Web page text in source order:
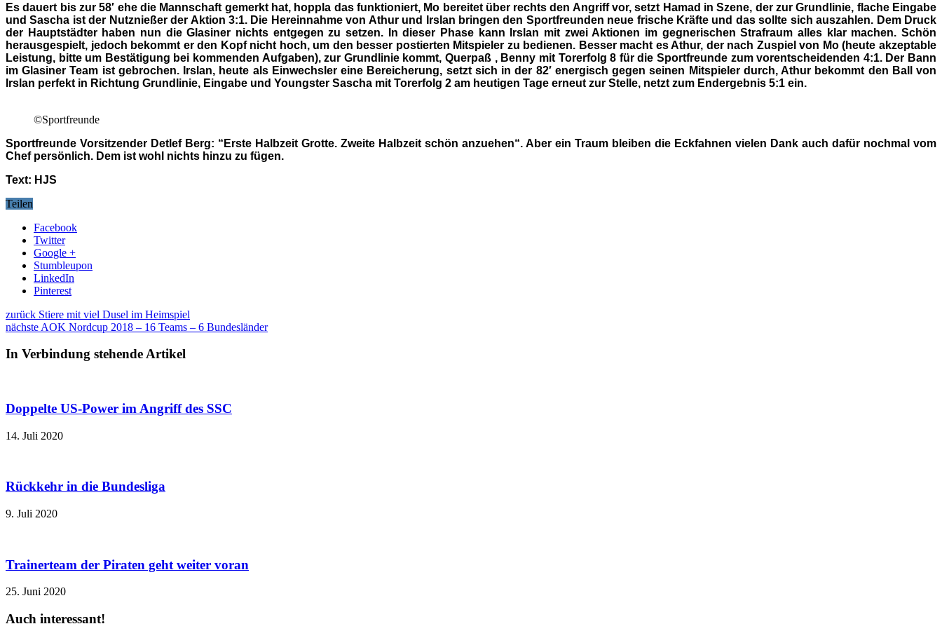
Es dauert bis zur 58′ ehe die Mannschaft gemerkt hat, hoppla das funktioniert, Mo bereitet über rechts den Angriff vor, setzt Hamad in Szene, der zur Grundlinie, flache Eingabe
und Sascha ist der Nutznießer der Aktion 3:1. Die Hereinnahme von Athur und Irslan bringen den Sportfreunden neue frische Kräfte und das sollte sich auszahlen. Dem Druck
der Hauptstädter haben nun die Glasiner nichts entgegen zu setzen. In dieser Phase kann Irslan mit zwei Aktionen im gegnerischen Strafraum alles klar machen. Schön
herausgespielt, jedoch bekommt er den Kopf nicht hoch, um den besser postierten Mitspieler zu bedienen. Besser macht es Athur, der nach Zuspiel von Mo (heute akzeptable
Leistung, bitte um Bestätigung bei kommenden Aufgaben), zur Grundlinie kommt, Querpaß , Benny mit Torerfolg 8 für die Sportfreunde zum vorentscheidenden 4:1. Der Bann
im Glasiner Team ist gebrochen. Irslan, heute als Einwechsler eine Bereicherung, setzt sich in der 82′ energisch gegen seinen Mitspieler durch, Athur bekommt den Ball von
Irslan perfekt in Richtung Grundlinie, Eingabe und Youngster Sascha mit Torerfolg 2 am heutigen Tage erneut zur Stelle, netzt zum Endergebnis 5:1 ein.
©Sportfreunde
Sportfreunde Vorsitzender Detlef Berg: “Erste Halbzeit Grotte. Zweite Halbzeit schön anzuehen“. Aber ein Traum bleiben die Eckfahnen vielen Dank auch dafür nochmal vom
Chef persönlich. Dem ist wohl nichts hinzu zu fügen.
Text: HJS
Teilen
Facebook
Twitter
Google +
Stumbleupon
LinkedIn
Pinterest
zurück Stiere mit viel Dusel im Heimspiel
nächste AOK Nordcup 2018 – 16 Teams – 6 Bundesländer
In Verbindung stehende Artikel
Doppelte US-Power im Angriff des SSC
14. Juli 2020
Rückkehr in die Bundesliga
9. Juli 2020
Trainerteam der Piraten geht weiter voran
25. Juni 2020
Auch interessant!